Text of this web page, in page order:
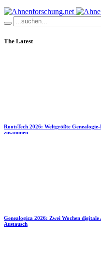
The Latest
RootsTech 2026: Weltgrößte
zusammen
Genealogica 2026: Zwei Wochen
Austausch